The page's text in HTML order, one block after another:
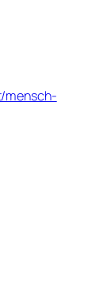
mensch-